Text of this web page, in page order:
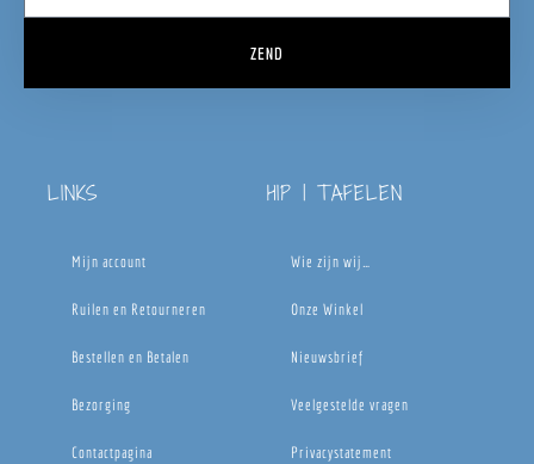
ZEND
LINKS
Mijn account
Ruilen en Retourneren
Bestellen en Betalen
Bezorging
Contactpagina
HIP | TAFELEN
Wie zijn wij…
Onze Winkel
Nieuwsbrief
Veelgestelde vragen
Privacystatement